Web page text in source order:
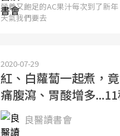
營養又飽足的AC果汁每次到了新
天氣我們要去
2020-07-29
紅、白蘿蔔一起煮，
痛腹瀉、胃酸增多
良醫讀書會